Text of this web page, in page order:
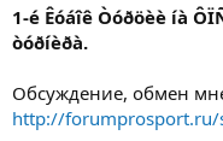
1-é Êóáîê Òóðöèè íà
òóðíèðà.
Обсуждение, обмен
http://forumprosport.ru/